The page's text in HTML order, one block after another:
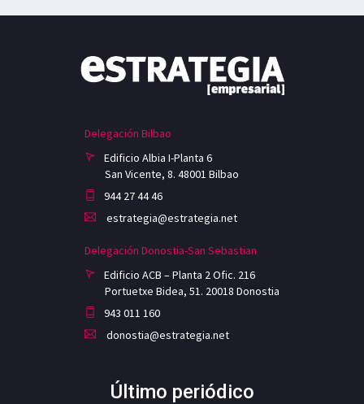
Delegación Bilbao
Edificio Albia I-Planta 6
San Vicente, 8. 48001 Bilbao
944 27 44 46
estrategia@estrategia.net
Delegación Donostia-San Sebastian
Edificio ACB – Planta 2 Ofic. 216
Portuetxe Bidea, 51. 20018 Donostia
943 011 160
donostia@estrategia.net
Último periódico